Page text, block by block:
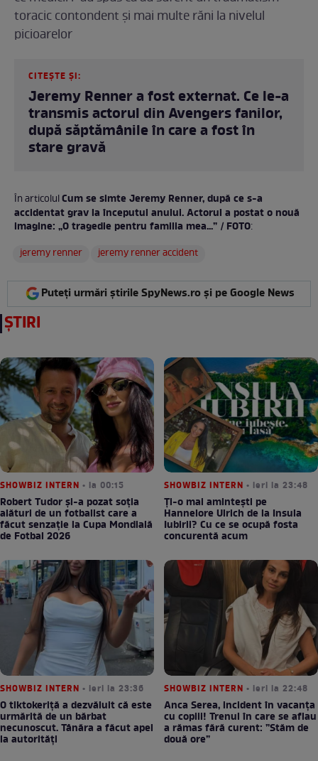
toracic contondent și mai multe răni la nivelul
picioarelor
CITEȘTE ȘI:
Jeremy Renner a fost externat. Ce le-a
transmis actorul din Avengers fanilor,
după săptămânile în care a fost în
stare gravă
În articolulCum se simte Jeremy Renner, după ce s-a
accidentat grav la începutul anului. Actorul a postat o nouă
imagine: „O tragedie pentru familia mea...” / FOTO:
jeremy renner
jeremy renner accident
Puteți urmări știrile SpyNews.ro și pe Google News
ȘTIRI
SHOWBIZ INTERN • la 00:15
Robert Tudor și-a pozat soția
alături de un fotbalist care a
făcut senzație la Cupa Mondială
de Fotbal 2026
SHOWBIZ INTERN • ieri la 23:48
Ți-o mai amintești pe
Hannelore Ulrich de la Insula
Iubirii? Cu ce se ocupă fosta
concurentă acum
SHOWBIZ INTERN • ieri la 23:36
O tiktokeriță a dezvăluit că este
urmărită de un bărbat
necunoscut. Tânăra a făcut apel
la autorități
SHOWBIZ INTERN • ieri la 22:48
Anca Serea, incident în vacanța
cu copiii! Trenul în care se aflau
a rămas fără curent: ”Stăm de
două ore”